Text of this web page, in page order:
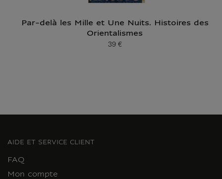
Par-delà les Mille et Une Nuits. Histoires des
Orientalismes
Prix ​​actuel
39 €
AIDE ET SERVICE CLIENT
FAQ
Mon compte